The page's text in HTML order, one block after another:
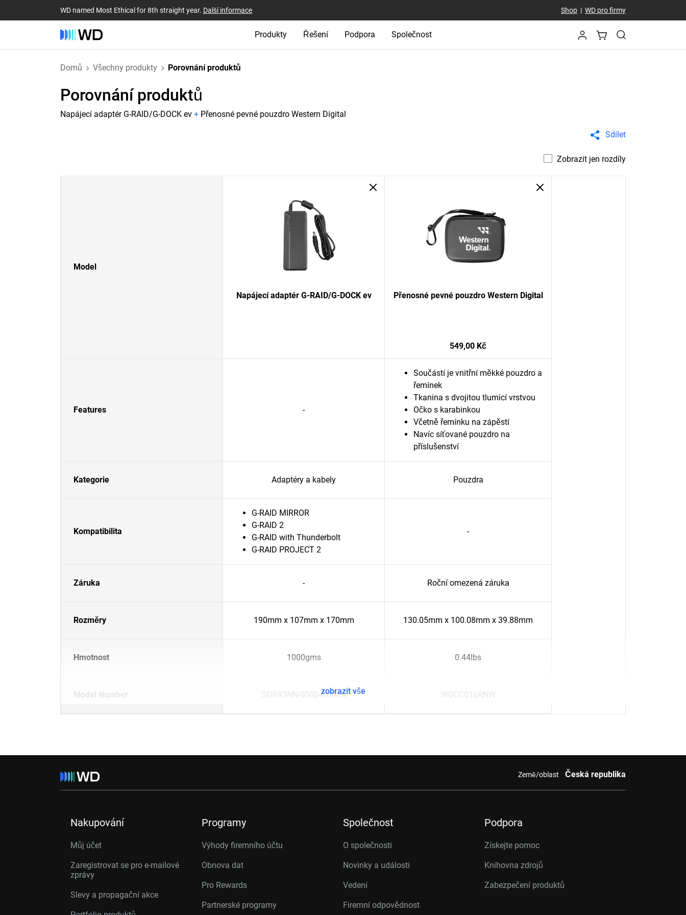
WD named Most Ethical for 8th straight year. Další informace Shop| WD pro firmy
Produkty Řešení Podpora Společnost
Domů Všechny produkty Porovnání produktů
Porovnání produktů
Napájecí adaptér G-RAID/G-DOCK ev + Přenosné pevné pouzdro Western Digital
Sdílet
Zobrazit jen rozdíly
Model
Napájecí adaptér G-RAID/G-DOCK ev Přenosné pevné pouzdro Western Digital
549,00 Kč
Features -
Součástí je vnitřní měkké pouzdro a
řemínek
Tkanina s dvojitou tlumicí vrstvou
Očko s karabinkou
Včetně řemínku na zápěstí
Navíc síťované pouzdro na
příslušenství
Kategorie Adaptéry a kabely Pouzdra
Kompatibilita
G-RAID MIRROR
G-RAID 2
G-RAID with Thunderbolt
G-RAID PROJECT 2
-
Záruka - Roční omezená záruka
Rozměry 190mm x 107mm x 170mm 130.05mm x 100.08mm x 39.88mm
Hmotnost 1000gms 0.44lbs
Model Number SDPA3NN-0000-GBR6B WDCC016RNW
zobrazit vše
Země/oblast Česká republika
Nakupování
Můj účet
Zaregistrovat se pro e-mailové
zprávy
Slevy a propagační akce
Programy
Výhody firemního účtu
Obnova dat
Pro Rewards
Partnerské programy
Společnost
O společnosti
Novinky a události
Vedení
Firemní odpovědnost
Podpora
Získejte pomoc
Knihovna zdrojů
Zabezpečení produktů